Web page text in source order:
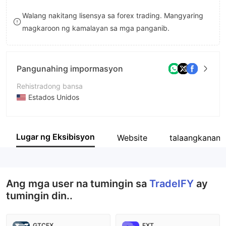
9 7
8
8
9
Walang nakitang lisensya sa forex trading. Mangyaring
magkaroon ng kamalayan sa mga panganib.
Pangunahing impormasyon
Rehistradong bansa
Estados Unidos
Kumpanya
Lugar ng Eksibisyon Website talaangkanan
Ang mga user na tumingin sa TradeIFY ay
tumingin din..